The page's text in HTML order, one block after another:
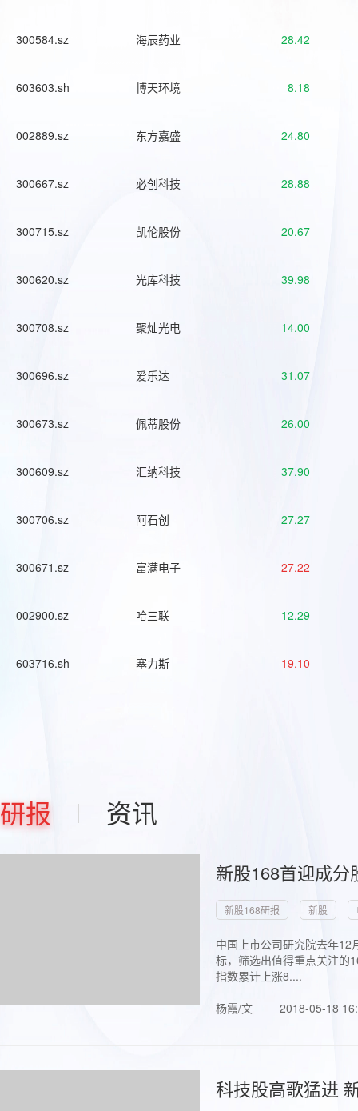
300584.sz 海辰药业 28.42
603603.sh 博天环境 8.18
002889.sz 东方嘉盛 24.80
300667.sz 必创科技 28.88
300715.sz 凯伦股份 20.67
300620.sz 光库科技 39.98
300708.sz 聚灿光电 14.00
300696.sz 爱乐达 31.07
300673.sz 佩蒂股份 26.00
300609.sz 汇纳科技 37.90
300706.sz 阿石创 27.27
300671.sz 富满电子 27.22
002900.sz 哈三联 12.29
603716.sh 塞力斯 19.10
研报 资讯
新股168首迎成
新股168研报 新股
中国上市公司研究院去年
标，筛选出值得重点关注的
指数累计上涨8....
杨霞/文
2018-05-18
科技股高歌猛进